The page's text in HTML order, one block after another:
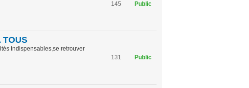
145 Public
TOUS
indispensables,se retrouver
131 Public